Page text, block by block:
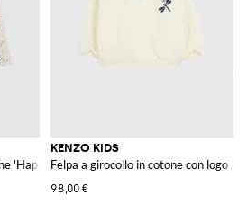
'Happy Sweet'
KENZO KIDS
Felpa a girocollo in cotone con logo
98,00 €